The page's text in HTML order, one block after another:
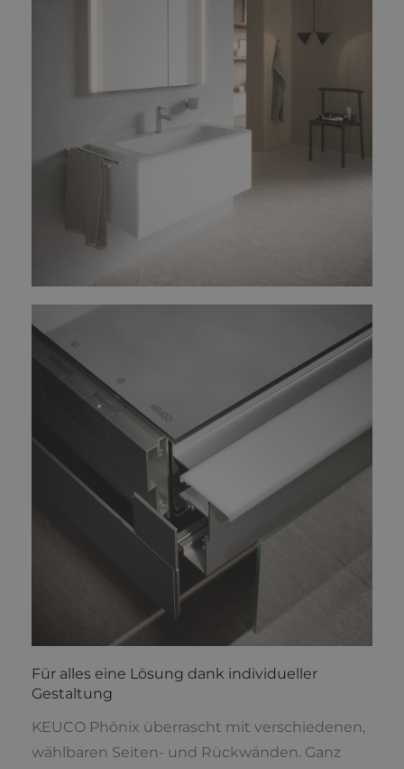
Für alles eine Lösung dank individueller
Gestaltung
KEUCO Phönix überrascht mit verschiedenen,
wählbaren Seiten- und Rückwänden. Ganz